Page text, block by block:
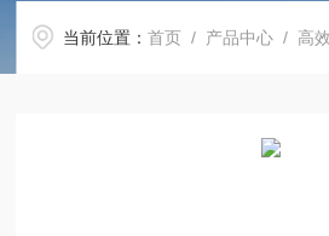
当前位置：首页 / 产品中心 / 高